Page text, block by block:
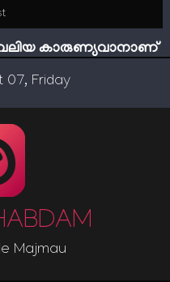
നാൽപതാണ്ടുകൾ
വലിയ കാരുണ്യവാനാണ്
ട്രെന്‍ഡ്
നാൽപതാണ്ടുകൾ
07, Friday
Majmau